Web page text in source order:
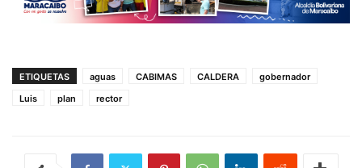
ETIQUETAS aguas CABIMAS CALDERA
gobernador
Luis
plan rector